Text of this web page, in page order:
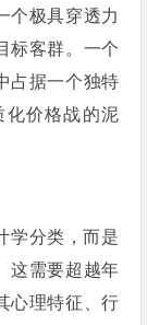
个极具穿透力
标客群。一个
占据一个独特
化价格战的泥
学分类，而是
这需要超越年
心理特征、行